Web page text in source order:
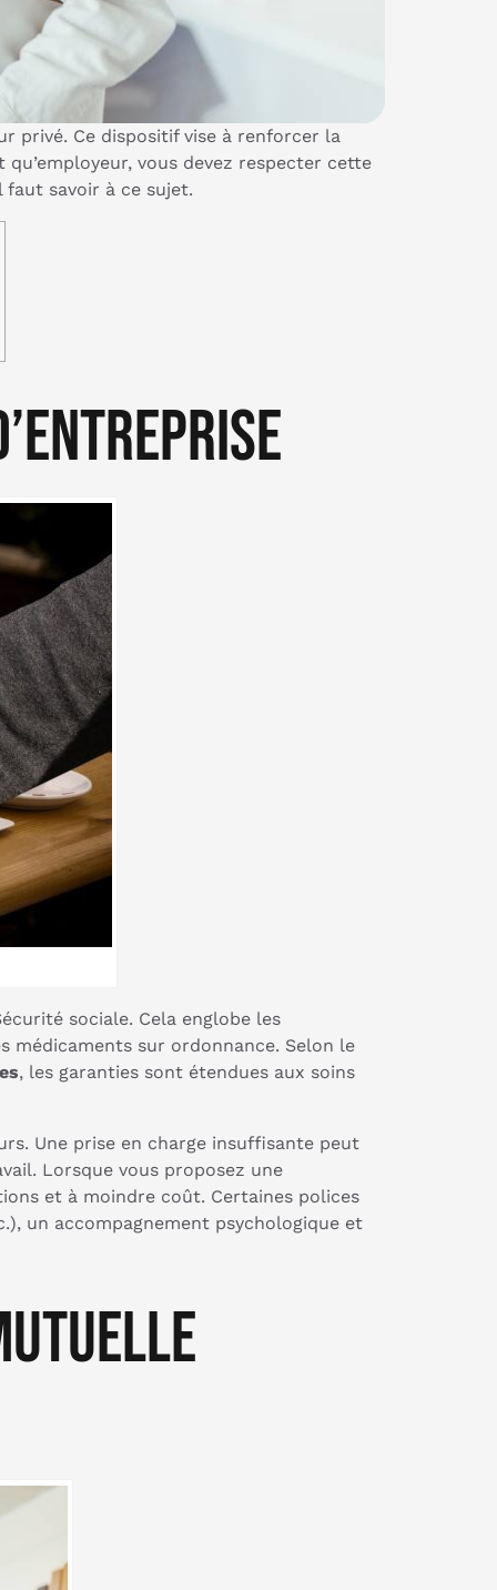
privé. Ce dispositif vise à renforcer la
vous devez respecter cette
savoir à ce sujet.
sociale. Cela englobe les
médicaments sur ordonnance. Selon le
, les garanties sont étendues aux soins
Une prise en charge insuffisante peut
Lorsque vous proposez une
et à moindre coût. Certaines polices
un accompagnement psychologique et